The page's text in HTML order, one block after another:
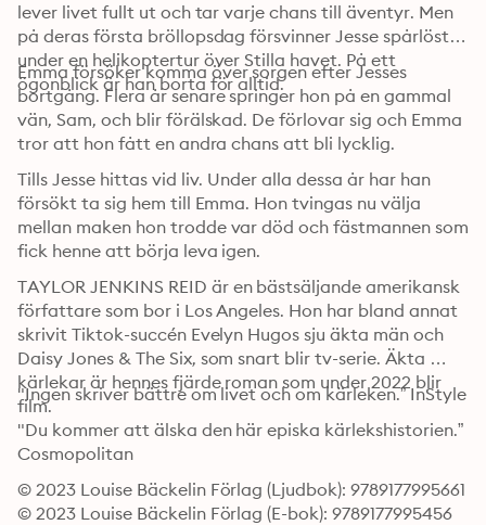
lever livet fullt ut och tar varje chans till äventyr. Men
på deras första bröllopsdag försvinner Jesse spårlöst
under en helikoptertur över Stilla havet. På ett
ögonblick är han borta för alltid.
Emma försöker komma över sorgen efter Jesses
bortgång. Flera år senare springer hon på en gammal
vän, Sam, och blir förälskad. De förlovar sig och Emma
tror att hon fått en andra chans att bli lycklig.
Tills Jesse hittas vid liv. Under alla dessa år har han
försökt ta sig hem till Emma. Hon tvingas nu välja
mellan maken hon trodde var död och fästmannen som
fick henne att börja leva igen.
TAYLOR JENKINS REID är en bästsäljande amerikansk
författare som bor i Los Angeles. Hon har bland annat
skrivit Tiktok-succén Evelyn Hugos sju äkta män och
Daisy Jones & The Six, som snart blir tv-serie. Äkta
kärlekar är hennes fjärde roman som under 2022 blir
film.
"Ingen skriver bättre om livet och om kärleken.” InStyle
"Du kommer att älska den här episka kärlekshistorien.”
Cosmopolitan
© 2023 Louise Bäckelin Förlag (Ljudbok): 9789177995661
© 2023 Louise Bäckelin Förlag (E-bok): 9789177995456